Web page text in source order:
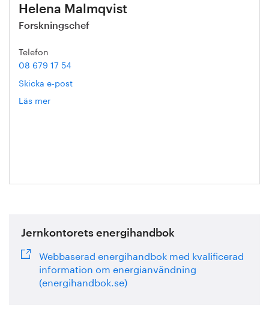
Helena Malmqvist
Forskningschef
Telefon
08 679 17 54
Skicka e-post
Läs mer
Jernkontorets energihandbok
Webbaserad energihandbok med kvalificerad
information om energianvändning
(energihandbok.se)